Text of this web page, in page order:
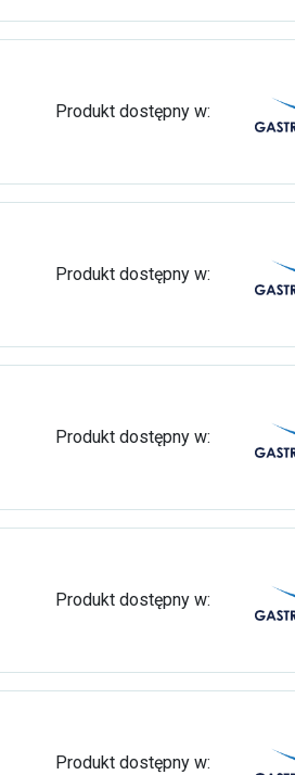
Produkt dostępny w:
Produkt dostępny w:
Produkt dostępny w:
Produkt dostępny w:
Produkt dostępny w: